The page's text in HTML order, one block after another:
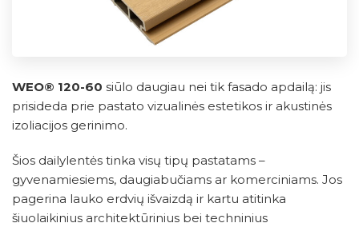
WEO® 120-60 siūlo daugiau nei tik fasado apdailą: jis
prisideda prie pastato vizualinės estetikos ir akustinės
izoliacijos gerinimo.
Šios dailylentės tinka visų tipų pastatams –
gyvenamiesiems, daugiabučiams ar komerciniams. Jos
pagerina lauko erdvių išvaizdą ir kartu atitinka
šiuolaikinius architektūrinius bei techninius